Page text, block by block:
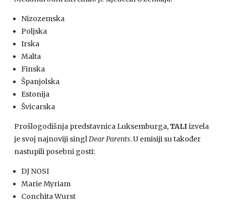
Nizozemska
Poljska
Irska
Malta
Finska
Španjolska
Estonija
Švicarska
Prošlogodišnja predstavnica Luksemburga,TALIizvela
je svoj najnoviji singlDear Parents. U emisiji su također
nastupili posebni gosti:
DJ NOSI
Marie Myriam
Conchita Wurst